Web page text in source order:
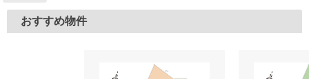
おすすめ物件